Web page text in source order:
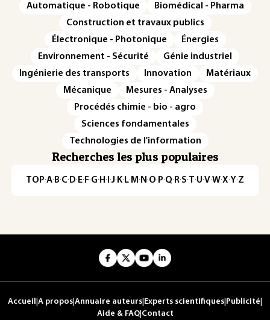
Automatique - Robotique
Biomédical - Pharma
Construction et travaux publics
Électronique - Photonique
Énergies
Environnement - Sécurité
Génie industriel
Ingénierie des transports
Innovation
Matériaux
Mécanique
Mesures - Analyses
Procédés chimie - bio - agro
Sciences fondamentales
Technologies de l'information
Recherches les plus populaires
TOP·A·B·C· D· E· F·G· H · ·J· K· L· M · N ·O· P·Q· R·S·T·U·V·W·X·Y·Z
Accueil A propos Annuaire auteurs Experts scientifiques Publicité
Aide & FAQ| Contact